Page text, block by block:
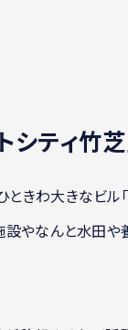
ティ竹
きわ大きなビル
設やなんと水田